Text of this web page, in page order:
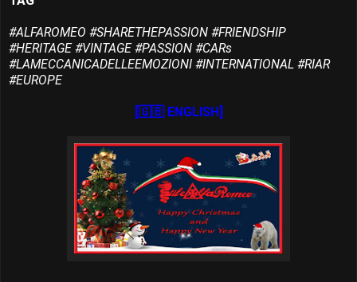
#ALFAROMEO #SHARETHEPASSION #FRIENDSHIP
#HERITAGE #VINTAGE #PASSION #CARs
#LAMECCANICADELLEEMOZIONI #INTERNATIONAL #RIAR
#EUROPE
[🇬🇧 ENGLISH]